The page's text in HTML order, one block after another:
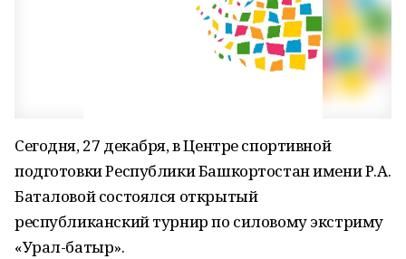
Сегодня, 27 декабря, в Центре спортивной
подготовки Республики Башкортостан имени Р.А.
Баталовой состоялся открытый
республиканский турнир по силовому экстриму
«Урал-батыр».